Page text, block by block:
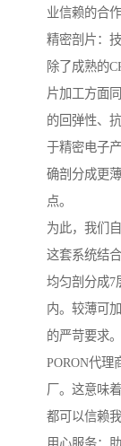
业信赖的合作
精密剖片：
除了成熟的
片加工方面
的回弹性、
于精密电子
确剖分成更
点。
为此，我们
这套系统结
均匀剖分成7
内。较薄可
的严苛要求
PORON代理
厂。这意味
都可以信赖